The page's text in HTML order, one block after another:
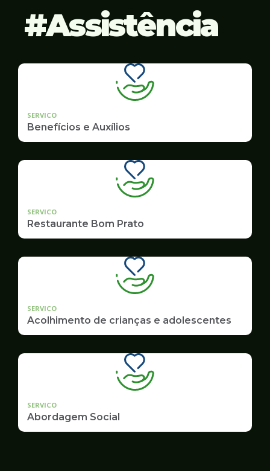
Assistência
SERVICO
Benefícios e Auxílios
SERVICO
Restaurante Bom Prato
SERVICO
Acolhimento de crianças e adolescentes
SERVICO
Abordagem Social